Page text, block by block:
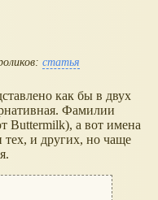
статья
как бы в двух
Фамилии
Buttermilk), а вот имена
и других, но чаще